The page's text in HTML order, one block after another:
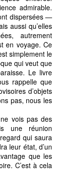
admirable.
dispersées —
aussi qu’elles
autrement
en voyage. Ce
simplement le
qui veut que
Le livre
rappelle que
d’objets
pas, nous les
vois pas des
une réunion
qui saura
leur état, d’un
que les
C’est à cela